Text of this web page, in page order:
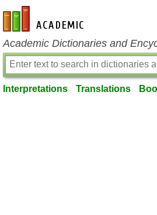
en-academic.com
Academic Dictionaries and
Interpretations Translations